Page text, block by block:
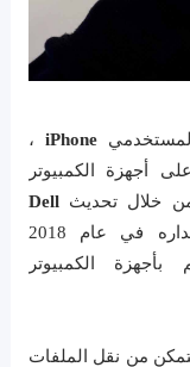
iPhone،
على أجهزة الكمبيوتر
من خلال تحديثDell
، وهو برنامج تم إصداره في عام 2018
بأجهزة الكمبيوتر
من نقل الملفات